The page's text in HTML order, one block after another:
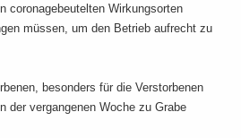
coronagebeutelten Wirkungsorten
müssen, um den Betrieb aufrecht zu
besonders für die Verstorbenen
der vergangenen Woche zu Grabe